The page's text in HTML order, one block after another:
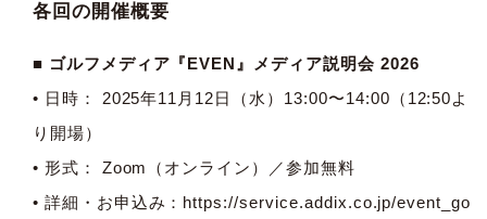
各回の開催概要
■ ゴルフメディア『EVEN』メディア説明会 2026
• 日時： 2025年11月12日（水）13:00〜14:00（12:50よ
り開場）
• 形式： Zoom（オンライン）／参加無料
• 詳細・お申込み： https://service.addix.co.jp/event_go